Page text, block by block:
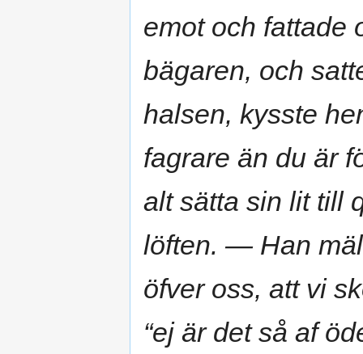
emot och fattade
bägaren, och
halsen, kysste
fagrare än du är
alt sätta sin lit till
löften. — Han
öfver oss, att vi
“ej är det så af